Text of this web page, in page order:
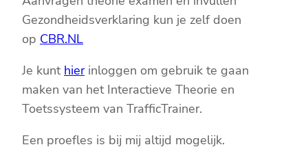
Gezondheidsverklaring kun je zelf doen
op CBR.NL
Je kunt hierinloggen om gebruik te gaan
maken van het Interactieve Theorie en
Toetssysteem van TrafficTrainer.
Een proefles is bij mij altijd mogelijk.